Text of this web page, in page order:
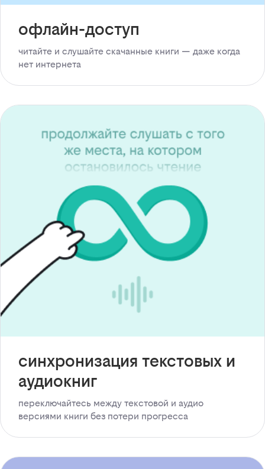
офлайн-доступ
читайте и слушайте скачанные книги — даже когда
нет интернета
синхронизация текстовых и
аудиокниг
переключайтесь между текстовой и аудио
версиями книги без потери прогресса